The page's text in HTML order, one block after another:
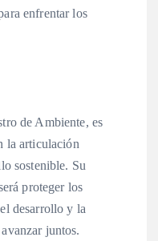
enfrentar los
de Ambiente, es
la articulación
sostenible. Su
proteger los
desarrollo y la
juntos.